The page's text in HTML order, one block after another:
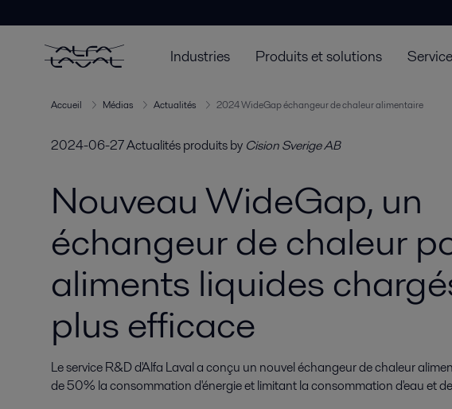
Industries Produits et solutions
Accueil Médias Actualités 2024 WideGap échangeur de chaleur alimentaire
2024-06-27Actualités produitsby Cision Sverige AB
Nouveau WideGap, un
échangeur de chaleur
aliments liquides
plus efficace
Le service R&D d'Alfa Laval a conçu un nouvel échangeur de chaleur
de 50% la consommation d'énergie et limitant la consommation d'eau et